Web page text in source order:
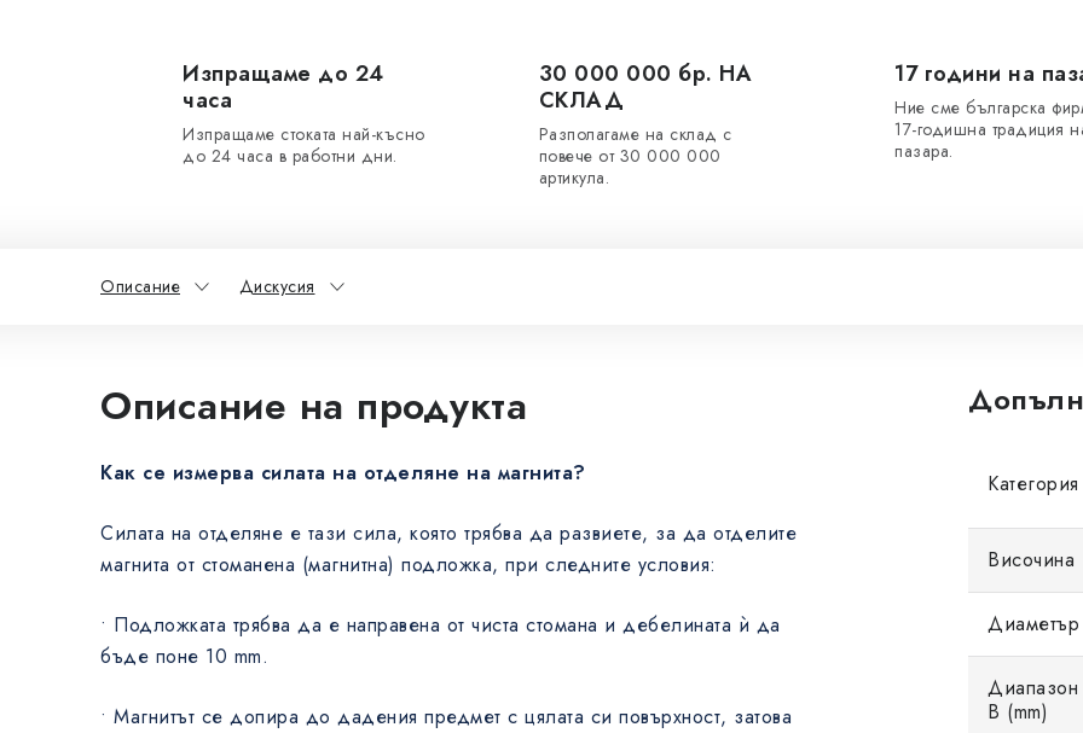
Изпращаме до 24
часа
Изпращаме стоката най-късно
до 24 часа в работни дни.
30 000 000 бр. НА
СКЛАД
Разполагаме на склад с
повече от 30 000 000
артикула.
17 години на
Ние сме българска
17-годишна традиция
пазара.
Описание Дискусия
Описание на продукта
Как се измерва силата на отделяне на магнита?
Силата на отделяне е тази сила, която трябва да развиете, за да отделите
магнита от стоманена (магнитна) подложка, при следните условия:
• Подложката трябва да е направена от чиста стомана и дебелината ѝ да
бъде поне 10 mm.
• Магнитът се допира до дадения предмет с цялата си повърхност, затова
Категория
Височина
Диапазон
B (mm)